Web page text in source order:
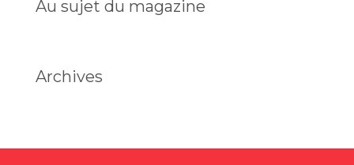
Au sujet du magazine
Archives